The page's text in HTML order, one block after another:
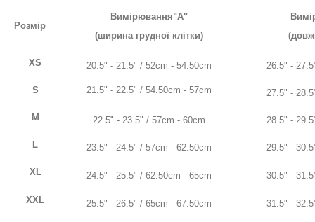
Розмір
Вимірювання"A"
(ширина грудної клітки)
XS 20.5" - 21.5" / 52cm - 54.50cm 26.5" -
S 21.5" - 22.5" / 54.50cm - 57cm 27.5" -
M 22.5" - 23.5" / 57cm - 60cm 28.5" -
L 23.5" - 24.5" / 57cm - 62.50cm 29.5" -
XL 24.5" - 25.5" / 62.50cm - 65cm 30.5" -
XXL 25.5" - 26.5" / 65cm - 67.50cm 31.5" -